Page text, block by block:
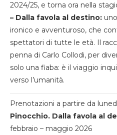
2024/25, e torna ora nella
– Dalla favola al destino:
ironico e avventuroso, che
spettatori di tutte le età. Il
penna di Carlo Collodi, per
solo una fiaba: è il viaggio
verso l’umanità.
Prenotazioni a partire da
Pinocchio. Dalla favola al
febbraio – maggio 2026